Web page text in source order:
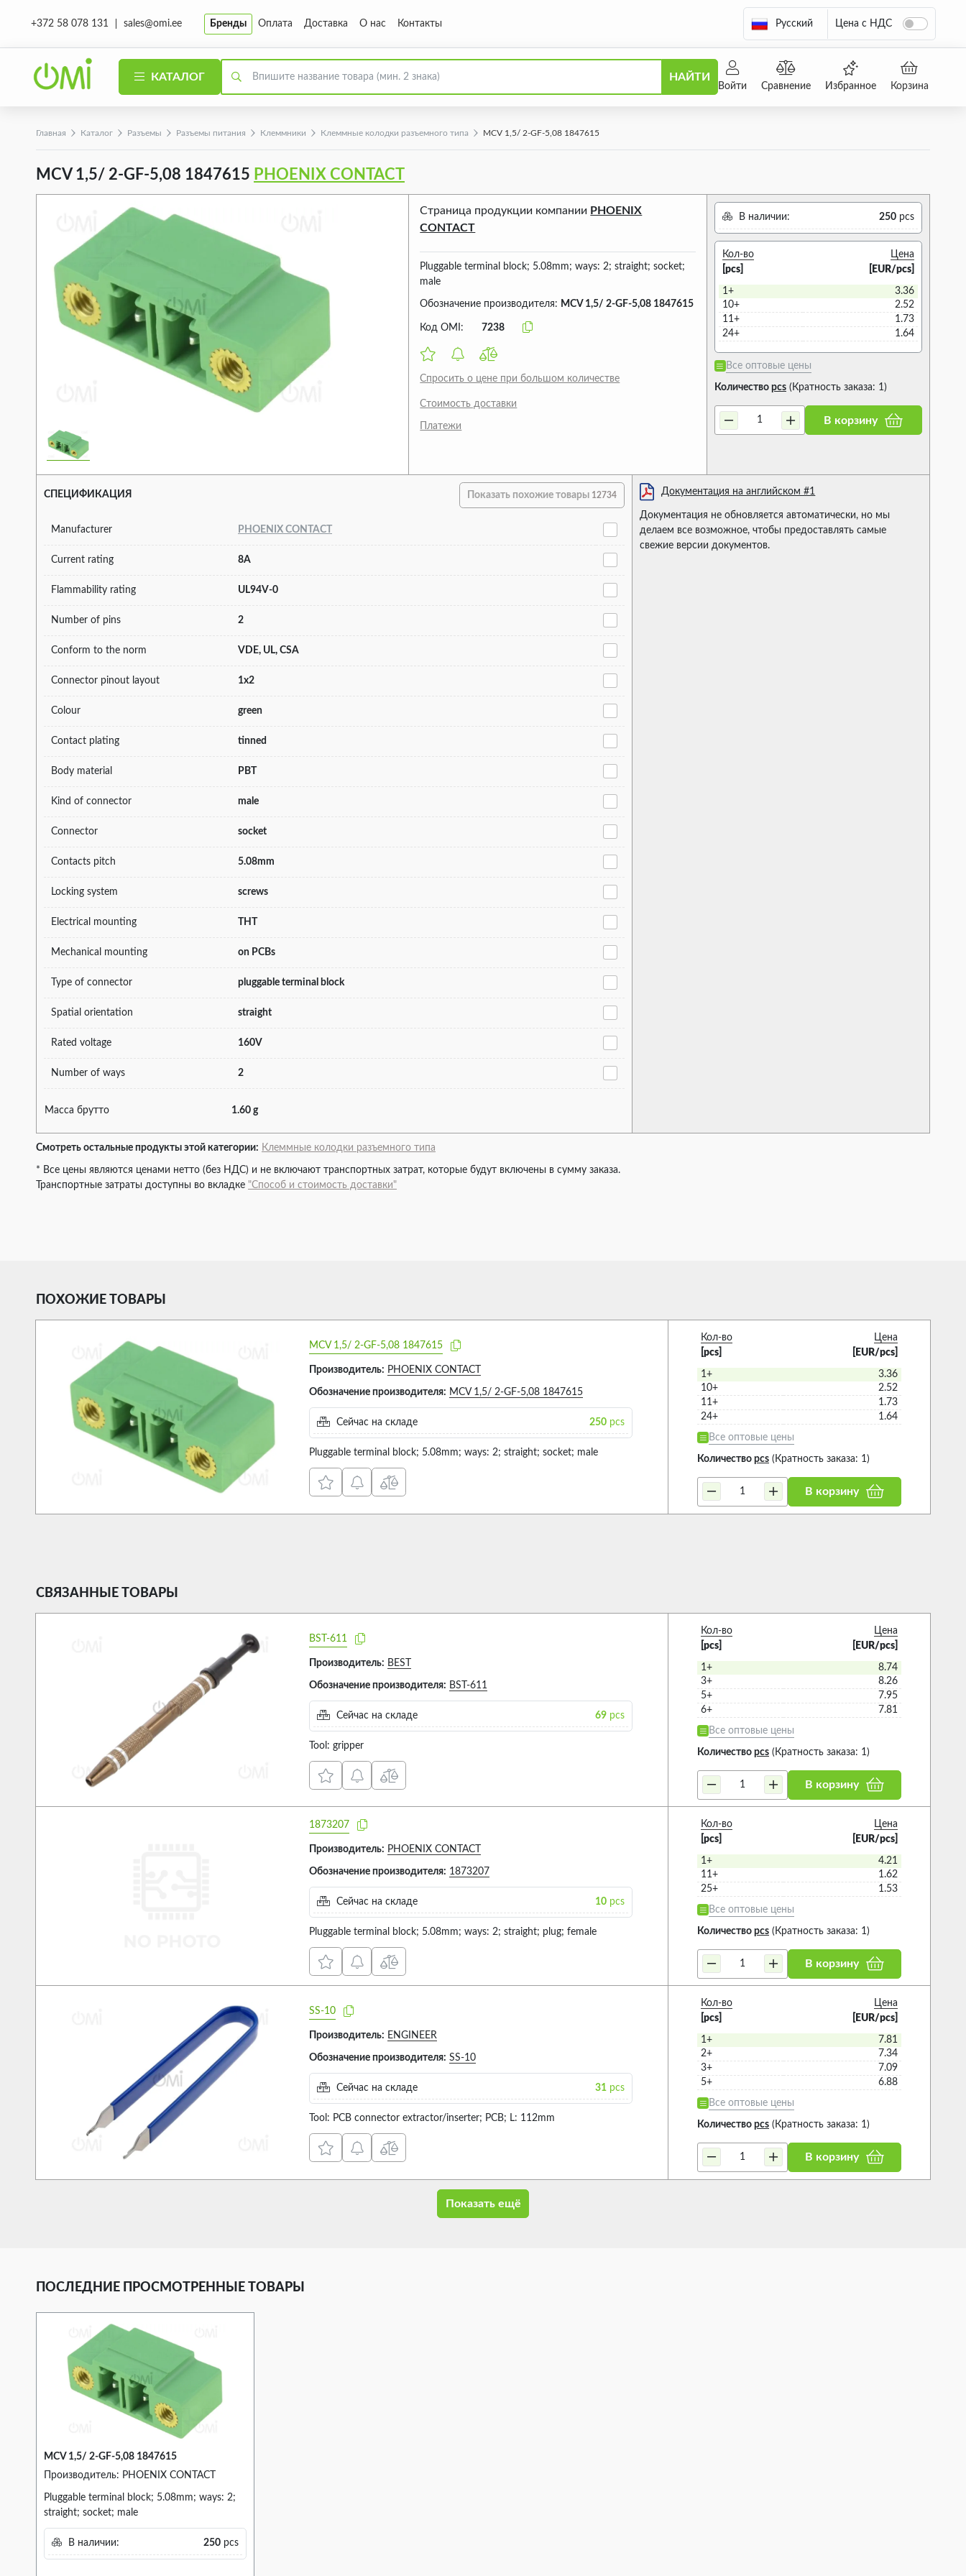
+372 58 078 131 sales@omi.ee Бренды Оплата Доставка О нас Контакты Русский Цена с НДС
КАТАЛОГ НАЙТИ
Войти Сравнение Избранное Корзина
Главная Каталог Разъeмы Разъeмы питания Клеммники Клеммные колодки разъемного типа MCV 1,5/ 2-GF-5,08 1847615
MCV 1,5/ 2-GF-5,08 1847615 PHOENIX CONTACT
Страница продукции компании PHOENIX
CONTACT
Pluggable terminal block; 5.08mm; ways: 2; straight; socket;
male
Обозначение производителя: MCV 1,5/ 2-GF-5,08 1847615
Код OMI: 7238
Спросить о цене при большом количестве
Стоимость доставки
Платежи
В наличии: 250 pcs
Кол-во
[pcs]
Цена
[EUR/pcs]
1+
3.36
10+
2.52
11+
1.73
24+
1.64
Все оптовые цены
Количество pcs(Кратность заказа: 1)
В корзину
СПЕЦИФИКАЦИЯ Показать похожие товары 12734
Manufacturer PHOENIX CONTACT
Current rating 8A
Flammability rating UL94V-0
Number of pins 2
Conform to the norm VDE, UL, CSA
Connector pinout layout 1x2
Colour green
Contact plating tinned
Body material PBT
Kind of connector male
Connector socket
Contacts pitch 5.08mm
Locking system screws
Electrical mounting THT
Mechanical mounting on PCBs
Type of connector pluggable terminal block
Spatial orientation straight
Rated voltage 160V
Number of ways 2
Масса брутто 1.60 g
Документация на английском #1
Документация не обновляется автоматически, но мы
делаем все возможное, чтобы предоставлять самые
свежие версии документов.
Смотреть остальные продукты этой категории: Клеммные колодки разъемного типа
* Все цены являются ценами нетто (без НДС) и не включают транспортных затрат, которые будут включены в сумму заказа.
Транспортные затраты доступны во вкладке "Способ и стоимость доставки"
ПОХОЖИЕ ТОВАРЫ
MCV 1,5/ 2-GF-5,08 1847615
Производитель: PHOENIX CONTACT
Обозначение производителя: MCV 1,5/ 2-GF-5,08 1847615
Сейчас на складе 250 pcs
Pluggable terminal block; 5.08mm; ways: 2; straight; socket; male
Кол-во
[pcs]
Цена
[EUR/pcs]
1+
3.36
10+
2.52
11+
1.73
24+
1.64
Все оптовые цены
Количество pcs (Кратность заказа: 1)
В корзину
СВЯЗАННЫЕ ТОВАРЫ
BST-611
Производитель: BEST
Обозначение производителя: BST-611
Сейчас на складе 69 pcs
Tool: gripper
Кол-во
[pcs]
Цена
[EUR/pcs]
1+
8.74
3+
8.26
5+
7.95
6+
7.81
Все оптовые цены
Количество pcs (Кратность заказа: 1)
В корзину
1873207
Производитель: PHOENIX CONTACT
Обозначение производителя: 1873207
Сейчас на складе 10 pcs
Pluggable terminal block; 5.08mm; ways: 2; straight; plug; female
Кол-во
[pcs]
Цена
[EUR/pcs]
1+
4.21
11+
1.62
25+
1.53
Все оптовые цены
Количество pcs (Кратность заказа: 1)
В корзину
SS-10
Производитель: ENGINEER
Обозначение производителя: SS-10
Сейчас на складе 31 pcs
Tool: PCB connector extractor/inserter; PCB; L: 112mm
Кол-во
[pcs]
Цена
[EUR/pcs]
1+
7.81
2+
7.34
3+
7.09
5+
6.88
Все оптовые цены
Количество pcs (Кратность заказа: 1)
В корзину
Показать ещё
ПОСЛЕДНИЕ ПРОСМОТРЕННЫЕ ТОВАРЫ
MCV 1,5/ 2-GF-5,08 1847615
Производитель: PHOENIX CONTACT
Pluggable terminal block; 5.08mm; ways: 2;
straight; socket; male
В наличии: 250pcs